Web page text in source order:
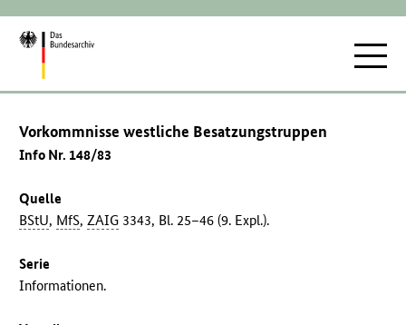
Zur
Vorkommnisse westliche Besatzungstruppen
Info Nr. 148/83
Quelle
BStU, MfS,ZAIG 3343, Bl. 25–46 (9. Expl.).
Serie
Informationen.